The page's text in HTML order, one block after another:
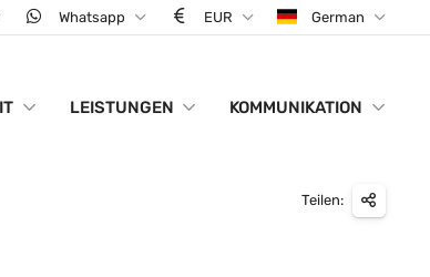
Whatsapp EUR German
LEISTUNGEN KOMMUNIKATION
Teilen: